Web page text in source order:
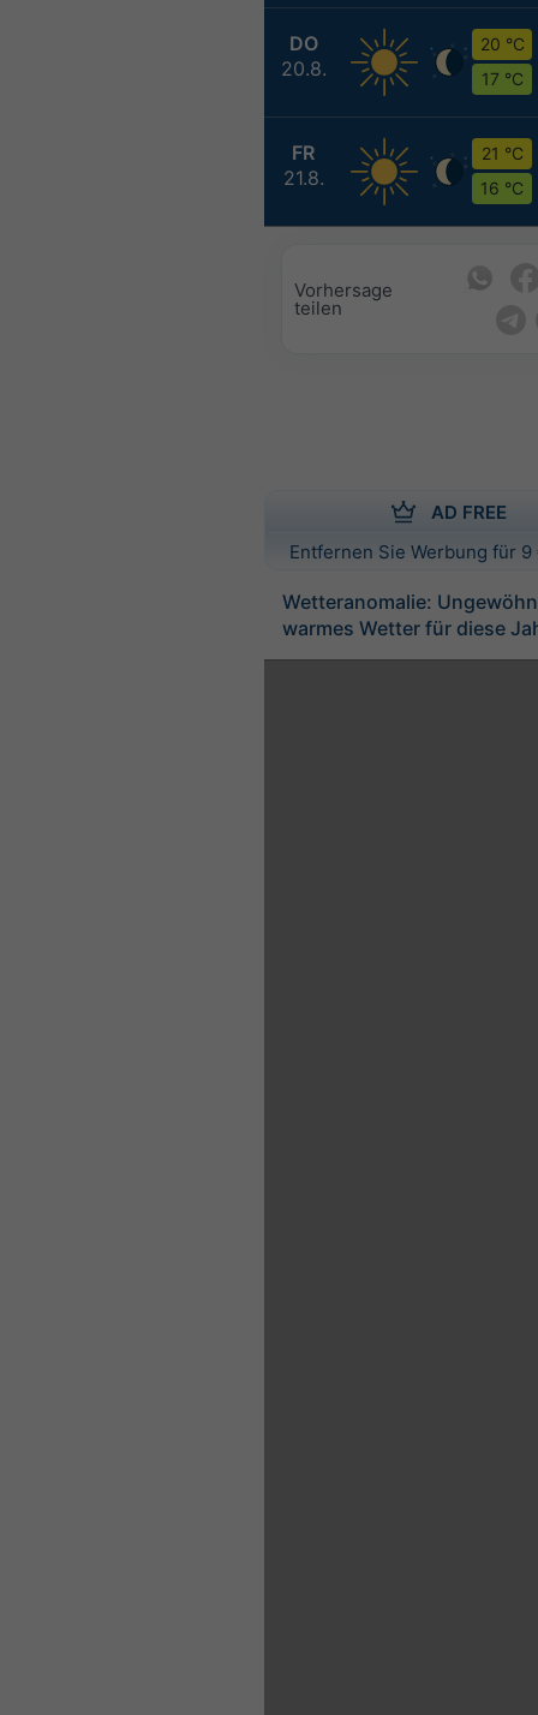
DO
20.8.
20 °C
17 °C
FR
21.8.
21 °C
16 °C
Vorhersage
teilen
AD FREE
Entfernen Sie Werbung für
Wetteranomalie:
warmes Wetter für diese